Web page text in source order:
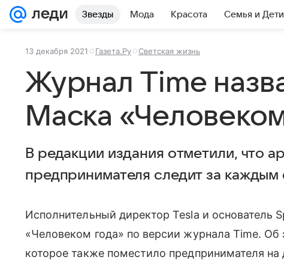
Звезды Мода Красота Семья и Дети
13 декабря 2021 Газета.Ру Светская жизнь
Журнал Time
Маска
В редакции издания отметили, что
предпринимателя следит за каждым
Исполнительный директор Tesla и основатель
«Человеком года» по версии журнала Time. Об
которое также поместило предпринимателя